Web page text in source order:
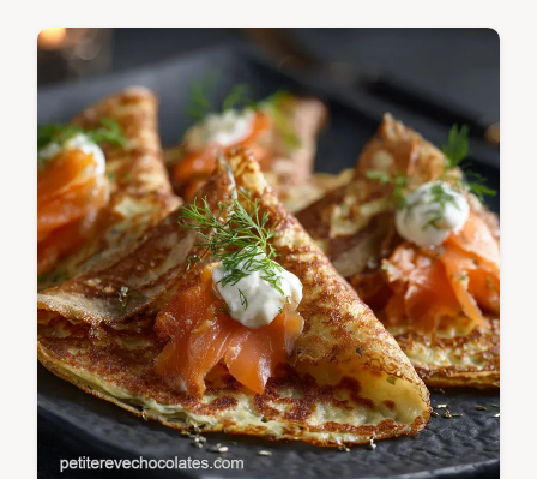
Découvrez notre recette experte du Cannoli
au chocolat. Cette pâtisserie sicilienne
chocolat utilise une coque au cacao
croustillante garnie dune onctueuse…